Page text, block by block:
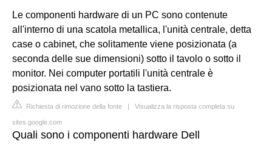
Le componenti hardware di un PC sono contenute
all'interno di una scatola metallica, l'unità centrale, detta
case o cabinet, che solitamente viene posizionata (a
seconda delle sue dimensioni) sotto il tavolo o sotto il
monitor. Nei computer portatili l'unità centrale è
posizionata nel vano sotto la tastiera.
Richiesta di rimozione della fonte | Visualizza la risposta completa su
sites.google.com
Quali sono i componenti hardware Dell